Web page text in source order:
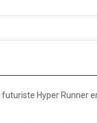
futuriste Hyper Runner